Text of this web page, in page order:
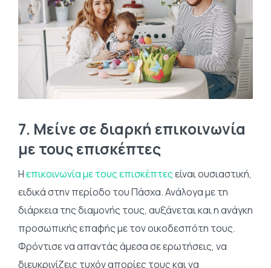
7. Μείνε σε διαρκή επικοινωνία
με τους επισκέπτες
Ηεπικοινωνία με τους επισκέπτεςείναι ουσιαστική,
ειδικά στην περίοδο του Πάσχα. Ανάλογα με τη
διάρκεια της διαμονής τους, αυξάνεται και η ανάγκη
προσωπικής επαφής με τον οικοδεσπότη τους.
Φρόντισε να απαντάς άμεσα σε ερωτήσεις, να
διευκρινίζεις τυχόν απορίες τους και να